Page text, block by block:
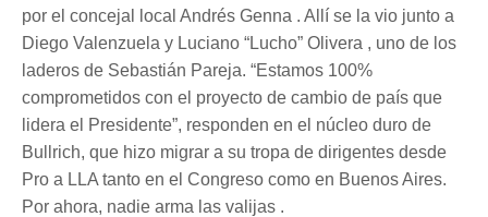
por el concejal local Andrés Genna . Allí se la vio junto a
Diego Valenzuela y Luciano “Lucho” Olivera , uno de los
laderos de Sebastián Pareja. “Estamos 100%
comprometidos con el proyecto de cambio de país que
lidera el Presidente”, responden en el núcleo duro de
Bullrich, que hizo migrar a su tropa de dirigentes desde
Pro a LLA tanto en el Congreso como en Buenos Aires.
Por ahora, nadie arma las valijas .